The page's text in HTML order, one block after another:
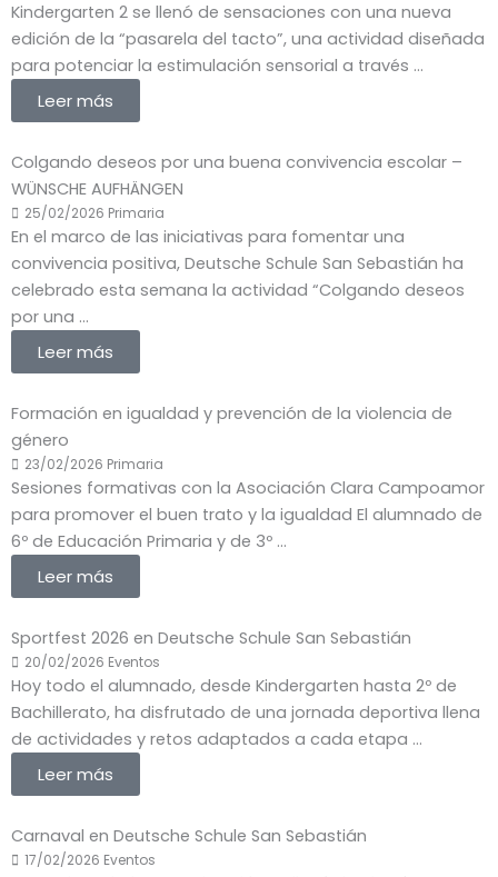
Kindergarten 2 se llenó de sensaciones con una nueva
edición de la “pasarela del tacto”, una actividad diseñada
para potenciar la estimulación sensorial a través ...
Leer más
Colgando deseos por una buena convivencia escolar –
WÜNSCHE AUFHÄNGEN
25/02/2026 Primaria
En el marco de las iniciativas para fomentar una
convivencia positiva, Deutsche Schule San Sebastián ha
celebrado esta semana la actividad “Colgando deseos
por una ...
Leer más
Formación en igualdad y prevención de la violencia de
género
23/02/2026 Primaria
Sesiones formativas con la Asociación Clara Campoamor
para promover el buen trato y la igualdad El alumnado de
6º de Educación Primaria y de 3º ...
Leer más
Sportfest 2026 en Deutsche Schule San Sebastián
20/02/2026 Eventos
Hoy todo el alumnado, desde Kindergarten hasta 2º de
Bachillerato, ha disfrutado de una jornada deportiva llena
de actividades y retos adaptados a cada etapa ...
Leer más
Carnaval en Deutsche Schule San Sebastián
17/02/2026 Eventos